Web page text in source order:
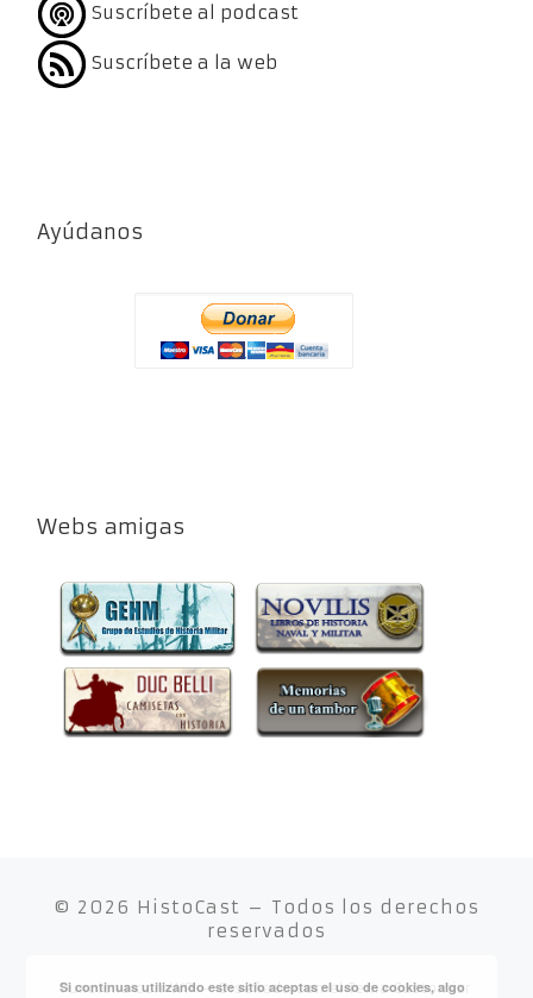
Suscríbete al podcast
Suscríbete a la web
Ayúdanos
Webs amigas
© 2026 HistoCast – Todos los derechos
reservados
Funciona conWP– Diseñado con elTema Customizr
Si continuas utilizando este sitio aceptas el uso de cookies, algo